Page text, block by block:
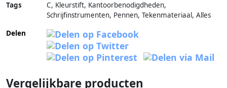
Tags
C, Kleurstift, Kantoorbenodigdheden,
Schrijfinstrumenten, Pennen, Tekenmateriaal, Alles
Delen
Vergelijkbare producten